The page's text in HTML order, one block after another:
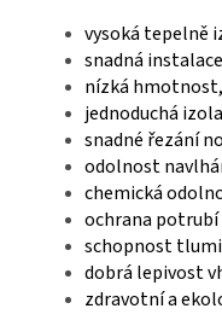
vysoká tepelně
snadná
nízká
jednoduchá
snadné řezání
odolnost
chemická
ochrana
schopnost
dobrá lepivost
zdravotní a